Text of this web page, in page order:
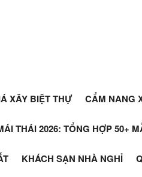
XÂY BIỆT THỰ CẨM NANG
THÁI 2026: TỔNG HỢP 50+
KHÁCH SẠN NHÀ NGHỈ